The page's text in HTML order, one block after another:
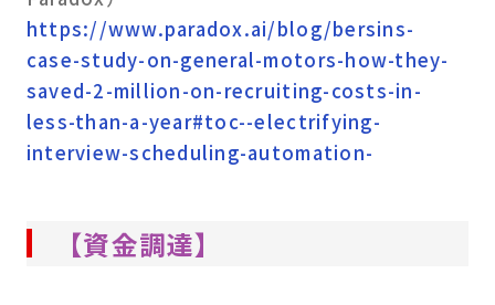
https://www.paradox.ai/blog/bersins-
case-study-on-general-motors-how-they-
saved-2-million-on-recruiting-costs-in-
less-than-a-year#toc--electrifying-
interview-scheduling-automation-
【資金調達】